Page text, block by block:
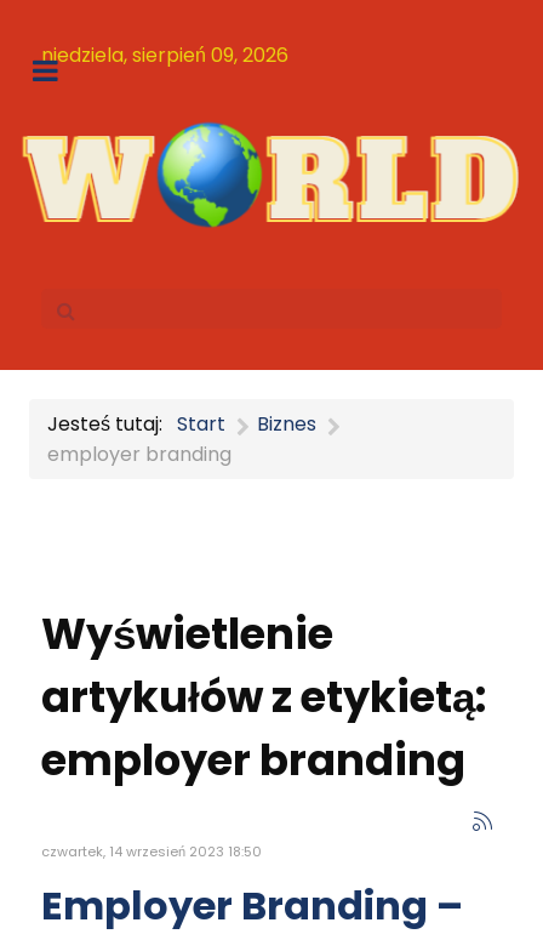
niedziela, sierpień 09, 2026
Jesteś tutaj: Start
Biznes
employer branding
Wyświetlenie
artykułów z etykietą:
employer branding
czwartek, 14 wrzesień 2023 18:50
Employer Branding –